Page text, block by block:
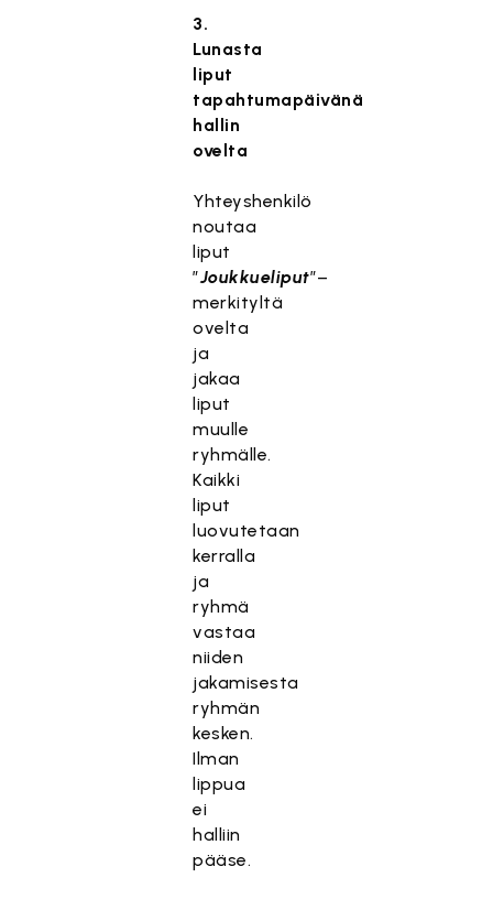
3.
Lunasta
liput
tapahtumapäivänä
hallin
ovelta
Yhteyshenkilö
noutaa
liput
”Joukkueliput”–
merkityltä
ovelta
ja
jakaa
liput
muulle
ryhmälle.
Kaikki
liput
luovutetaan
kerralla
ja
ryhmä
vastaa
niiden
jakamisesta
ryhmän
kesken.
Ilman
lippua
ei
halliin
pääse.